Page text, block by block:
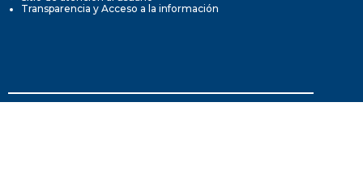
Transparencia y Acceso a la información